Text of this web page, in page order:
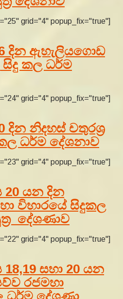
grid="4" popup_fix="true"]
දින ඇහැලියගොඩ
සිදු කල ධර්ම
grid="4" popup_fix="true"]
දින නිදහස් චතුරශ්‍ර
ධර්ම දේශනාව
grid="4" popup_fix="true"]
20 යන දින
විහාරයේ සිදුකල
දේශණාව
grid="4" popup_fix="true"]
18,19 සහා 20 යන
රජමහා
ධර්ම දේශණා